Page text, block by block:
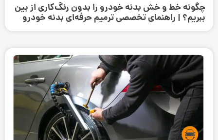
چگونه خط و خش بدنه خودرو را بدون رنگ‌کاری از بین
ببریم؟ | راهنمای تخصصی ترمیم حرفه‌ای بدنه خودرو